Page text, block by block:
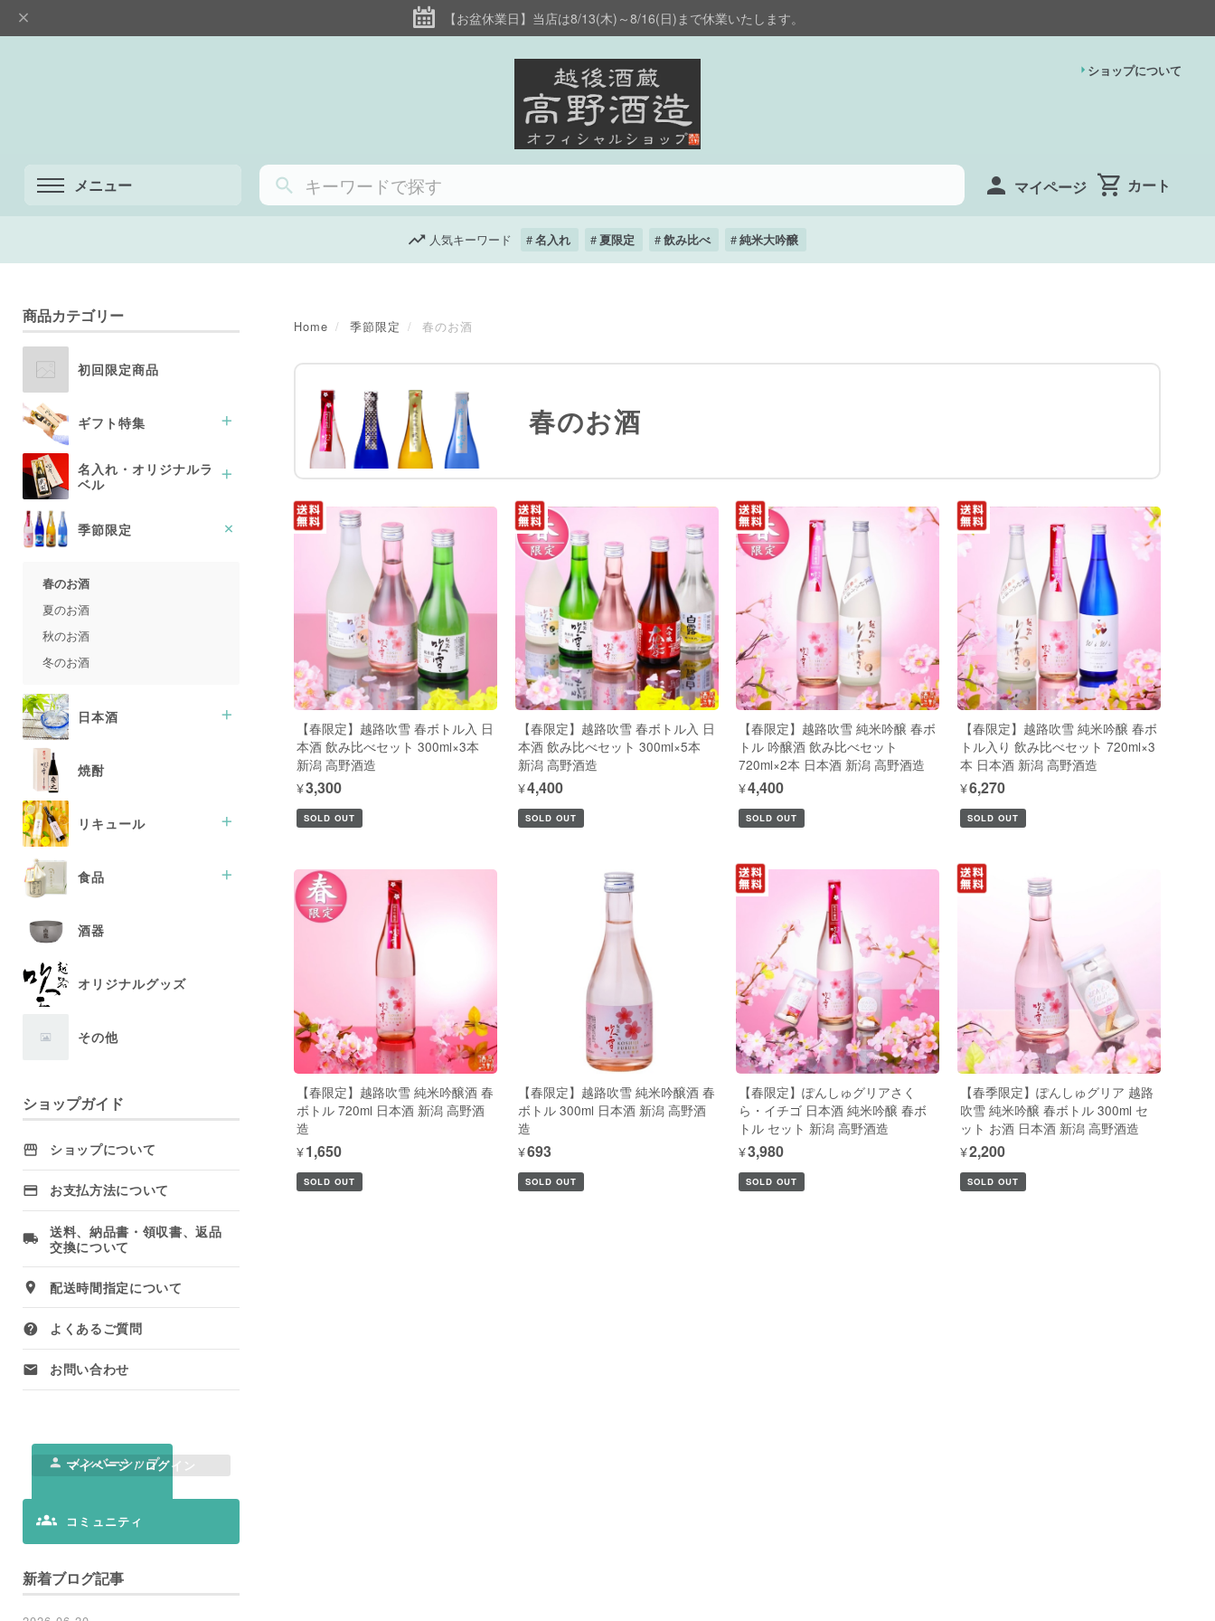
【お盆休業日】当店は8/13(木)～8/16(日)まで休業いたします。
ショップについて
メニュー マイページ
人気キーワード 名入れ 夏限定 飲み比べ 純米大吟醸
商品カテゴリー
初回限定商品
ギフト特集
父の日
夏ギフト(御中元・暑中御見舞)
敬老の日
冬ギフト(御歳暮・御年賀)
名入れ・オリジナルラ
ベル
毛筆手書きラベル
PC印刷ラベル
季節限定
春のお酒
夏のお酒
秋のお酒
冬のお酒
日本酒
純米大吟醸酒
大吟醸酒
純米吟醸酒
吟醸酒
純米酒
普通酒
セット
その他
焼酎
リキュール
梅酒
柚子酒
食品
あまざけ
酒粕
米
おつまみ
ラーメン
酒器
オリジナルグッズ
その他
ショップガイド
ショップについて
お支払方法について
送料、納品書・領収書、返品
交換について
配送時間指定について
よくあるご質問
お問い合わせ
メンバーシップ
マイページ / ログイン
コミュニティ
新着ブログ記事
Home 季節限定 春のお酒
春のお酒
【春限定】越路吹雪 春ボトル入 日
本酒 飲み比べセット 300ml×3本
新潟 高野酒造
¥3,300
SOLD OUT
【春限定】越路吹雪 春ボトル入 日
本酒 飲み比べセット 300ml×5本
新潟 高野酒造
¥4,400
SOLD OUT
【春限定】越路吹雪 純米吟醸 春ボ
トル 吟醸酒 飲み比べセット
720ml×2本 日本酒 新潟 高野酒造
¥4,400
SOLD OUT
【春限定】越路吹雪 純米吟醸 春ボ
トル入り 飲み比べセット 720ml×3
本 日本酒 新潟 高野酒造
¥6,270
SOLD OUT
【春限定】越路吹雪 純米吟醸酒 春
ボトル 720ml 日本酒 新潟 高野酒
造
¥1,650
SOLD OUT
【春限定】越路吹雪 純米吟醸酒 春
ボトル 300ml 日本酒 新潟 高野酒
造
¥693
SOLD OUT
【春限定】ぽんしゅグリアさく
ら・イチゴ 日本酒 純米吟醸 春ボ
トル セット 新潟 高野酒造
¥3,980
SOLD OUT
【春季限定】ぽんしゅグリア 越路
吹雪 純米吟醸 春ボトル 300ml セ
ット お酒 日本酒 新潟 高野酒造
¥2,200
SOLD OUT